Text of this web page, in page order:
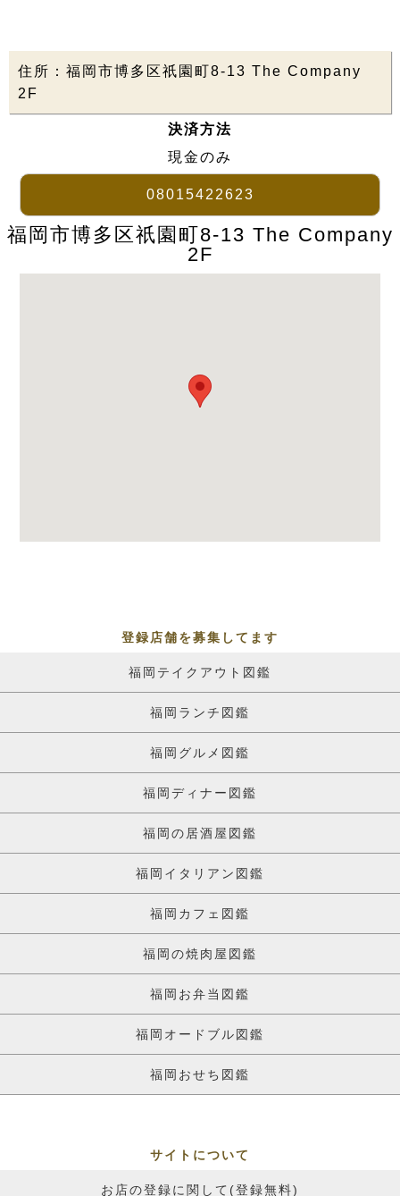
住所：福岡市博多区祇園町8-13 The Company
2F
決済方法
現金のみ
08015422623
福岡市博多区祇園町8-13 The Company
2F
登録店舗を募集してます
福岡テイクアウト図鑑
福岡ランチ図鑑
福岡グルメ図鑑
福岡ディナー図鑑
福岡の居酒屋図鑑
福岡イタリアン図鑑
福岡カフェ図鑑
福岡の焼肉屋図鑑
福岡お弁当図鑑
福岡オードブル図鑑
福岡おせち図鑑
サイトについて
お店の登録に関して(登録無料)